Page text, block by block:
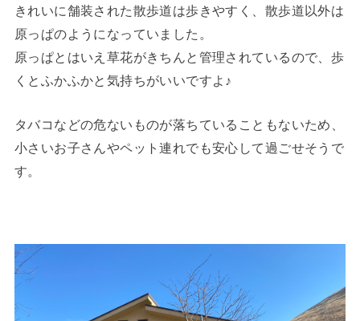
きれいに舗装された散歩道は歩きやすく、散歩道以外は
原っぱのようになっていました。
原っぱとはいえ草花がきちんと管理されているので、歩
くとふかふかと気持ちがいいですよ♪
タバコなどの危ないものが落ちていることもないため、
小さいお子さんやペット連れでも安心して過ごせそうで
す。